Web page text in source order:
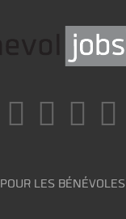
POUR LES BÉNÉVOLES